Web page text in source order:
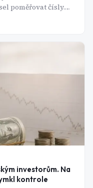
poměřovat čísly.
změnil.
investorům. Na
kontrole